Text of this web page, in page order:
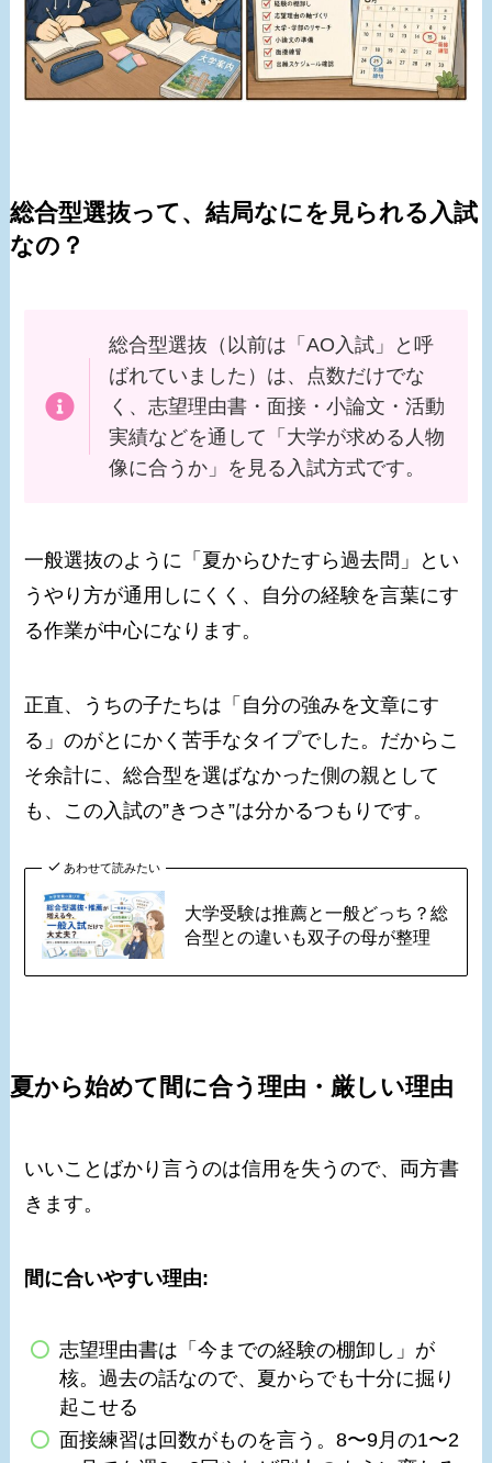
総合型選抜って、結局なにを見られる入試
なの？
総合型選抜（以前は「AO入試」と呼
ばれていました）は、点数だけでな
く、志望理由書・面接・小論文・活動
実績などを通して「大学が求める人物
像に合うか」を見る入試方式です。
一般選抜のように「夏からひたすら過去問」とい
うやり方が通用しにくく、自分の経験を言葉にす
る作業が中心になります。
正直、うちの子たちは「自分の強みを文章にす
る」のがとにかく苦手なタイプでした。だからこ
そ余計に、総合型を選ばなかった側の親として
も、この入試の”きつさ”は分かるつもりです。
あわせて読みたい
大学受験は推薦と一般どっち？総
合型との違いも双子の母が整理
夏から始めて間に合う理由・厳しい理由
いいことばかり言うのは信用を失うので、両方書
きます。
間に合いやすい理由:
志望理由書は「今までの経験の棚卸し」が
核。過去の話なので、夏からでも十分に掘り
起こせる
面接練習は回数がものを言う。8〜9月の1〜2